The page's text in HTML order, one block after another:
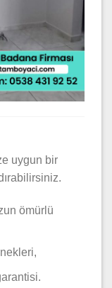
uygun bir
ömürlü